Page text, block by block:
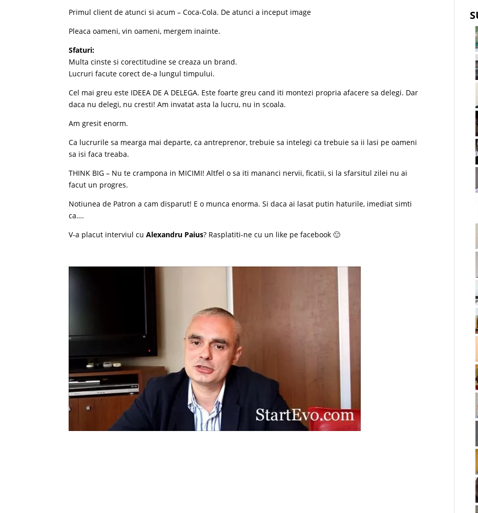
Primul client de atunci si acum – Coca-Cola. De atunci a inceput image
Pleaca oameni, vin oameni, mergem inainte.
Sfaturi:
Multa cinste si corectitudine se creaza un brand.
Lucruri facute corect de-a lungul timpului.
Cel mai greu este IDEEA DE A DELEGA. Este foarte greu cand iti montezi propria afacere sa delegi. Dar
daca nu delegi, nu cresti! Am invatat asta la lucru, nu in scoala.
Am gresit enorm.
Ca lucrurile sa mearga mai departe, ca antreprenor, trebuie sa intelegi ca trebuie sa ii lasi pe oameni
sa isi faca treaba.
THINK BIG – Nu te crampona in MICIMI! Altfel o sa iti mananci nervii, ficatii, si la sfarsitul zilei nu ai
facut un progres.
Notiunea de Patron a cam disparut! E o munca enorma. Si daca ai lasat putin haturile, imediat simti
ca….
V-a placut interviul cuAlexandru Paius? Rasplatiti-ne cu un like pe facebook 🙂